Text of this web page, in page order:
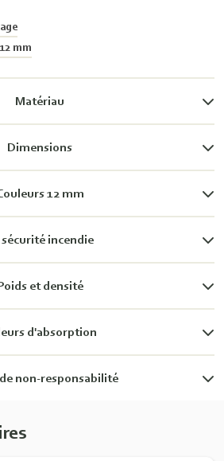
mm
Matériau
Dimensions
12 mm
sécurité incendie
et densité
d'absorption
non-responsabilité